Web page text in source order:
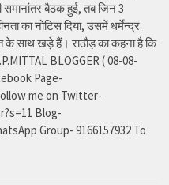
बैठक हुई, तब जिन 3
का नोटिस दिया, उसमें धर्मेन्द्र
के साथ खड़े हैं। राठौड़ का कहना है कि
BLOGGER ( 08-08-
Page-
me on Twitter-
Blog-
Group- 9166157932 To